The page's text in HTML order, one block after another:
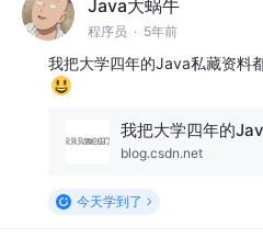
Java大蜗牛
程序员 · 5年前
我把大学四年的Java私藏资料
blog.csdn.net
今天学到了